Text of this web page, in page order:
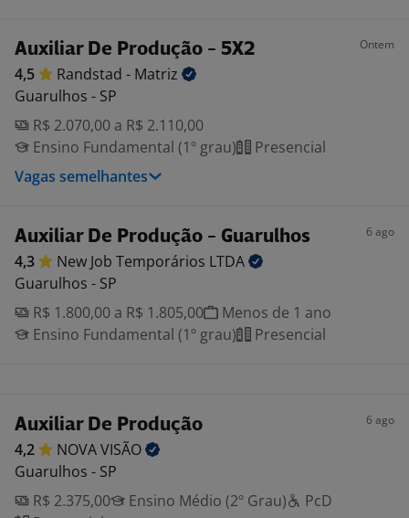
Auxiliar De Produção - 5X2 Ontem
4,5 Randstad - Matriz
Guarulhos - SP
R$ 2.070,00 a R$ 2.110,00
Ensino Fundamental (1º grau)
Presencial
Vagas semelhantes
Auxiliar De Produção - Guarulhos 6 ago
4,3 New Job Temporários LTDA
Guarulhos - SP
R$ 1.800,00 a R$ 1.805,00
Menos de 1 ano
Ensino Fundamental (1º grau)
Presencial
Auxiliar De Produção 6 ago
4,2 NOVAVISÃO
Guarulhos - SP
R$ 2.375,00
Ensino Médio (2º Grau)
PcD